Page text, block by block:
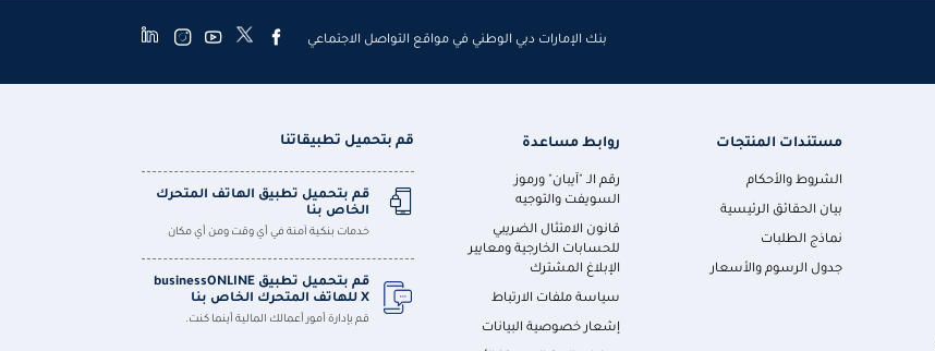
بنك الإمارات دبي الوطني في مواقع التواصل الاجتماعي
مستندات المنتجات
الشروط والأحكام
بيان الحقائق الرئيسية
نماذج الطلبات
جدول الرسوم والأسعار
روابط مساعدة
رقم الـ "آيبان" ورموز
السويفت والتوجيه
قانون الامتثال الضريبي
للحسابات الخارجية ومعايير
الإبلاغ المشترك
سياسة ملفات الارتباط
إشعار خصوصية البيانات
قم بتحميل تطبيقاتنا
قم بتحميل تطبيق الهاتف المتحرك
الخاص بنا
خدمات بنكية آمنة في أي وقت ومن أي مكان
قم بتحميل تطبيق businessONLINE
X للهاتف المتحرك الخاص بنا
قم بإدارة أمور أعمالك المالية أينما كنت.